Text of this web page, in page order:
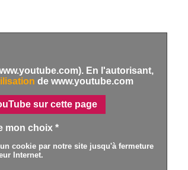
En l'autorisant,
de www.youtube.com
sur cette page
mon choix *
cookie par notre site jusqu'à fermeture
Internet.